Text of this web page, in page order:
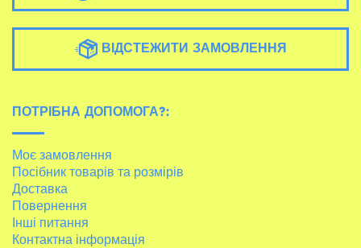
ВІДСТЕЖИТИ ЗАМОВЛЕННЯ
ПОТРІБНА ДОПОМОГА?:
Моє замовлення
Посібник товарів та розмірів
Доставка
Повернення
Інші питання
Контактна інформація